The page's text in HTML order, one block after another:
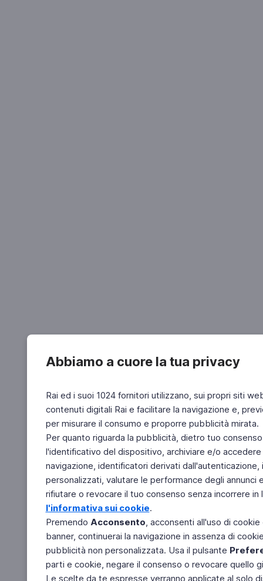
Abbiamo a cuore la tua privacy
Rai ed i suoi 1024 fornitori utilizzano, sui propri siti
contenuti digitali Rai e facilitare la navigazione e,
per misurare il consumo e proporre pubblicità mirata.
Per quanto riguarda la pubblicità, dietro tuo
l'identificativo del dispositivo, archiviare e/o
navigazione, identificatori derivati
personalizzati, valutare le performance degli
rifiutare o revocare il tuo consenso senza incorrere
l'informativa sui cookie.
Premendo Acconsento, acconsenti all'uso di
banner, continuerai la navigazione in assenza di
pubblicità non personalizzata. Usa il pulsante
parti e cookie, negare il consenso o revocare quello
Le scelte da te espresse verranno applicate al solo